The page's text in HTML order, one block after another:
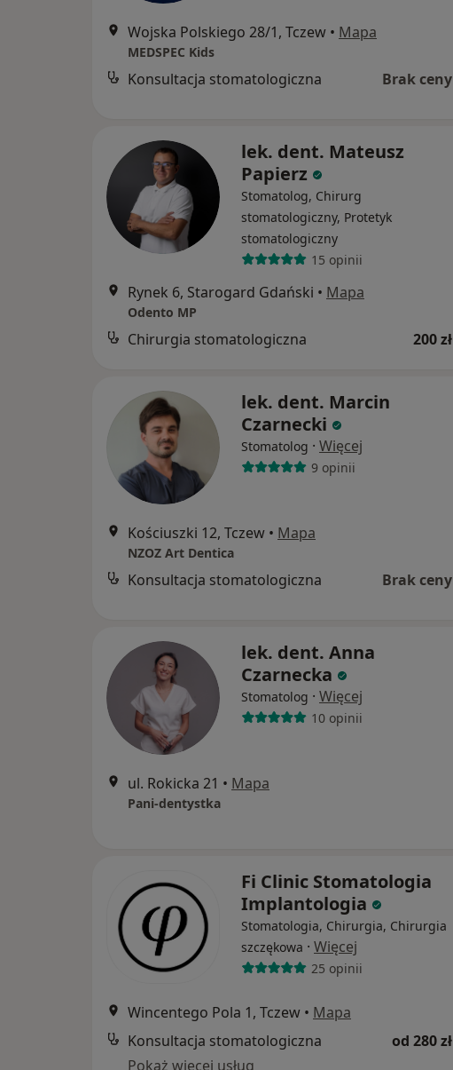
Wojska Polskiego 28/1, Tczew • Mapa
MEDSPEC Kids
Konsultacja stomatologiczna Brak ceny
lek. dent. Mateusz
Papierz
Stomatolog, Chirurg
stomatologiczny, Protetyk
stomatologiczny
15 opinii
Rynek 6, Starogard Gdański • Mapa
Odento MP
Chirurgia stomatologiczna 200 zł
lek. dent. Marcin
Czarnecki
Stomatolog · Więcej
9 opinii
Kościuszki 12, Tczew • Mapa
NZOZ Art Dentica
Konsultacja stomatologiczna Brak ceny
lek. dent. Anna
Czarnecka
Stomatolog · Więcej
10 opinii
ul. Rokicka 21 • Mapa
Pani-dentystka
Fi Clinic Stomatologia
Implantologia
Stomatologia, Chirurgia, Chirurgia
szczękowa · Więcej
25 opinii
Wincentego Pola 1, Tczew • Mapa
Konsultacja stomatologiczna
od 280 zł
Pokaż więcej usług